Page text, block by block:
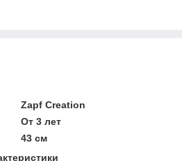
Zapf Creation
От 3 лет
43 см